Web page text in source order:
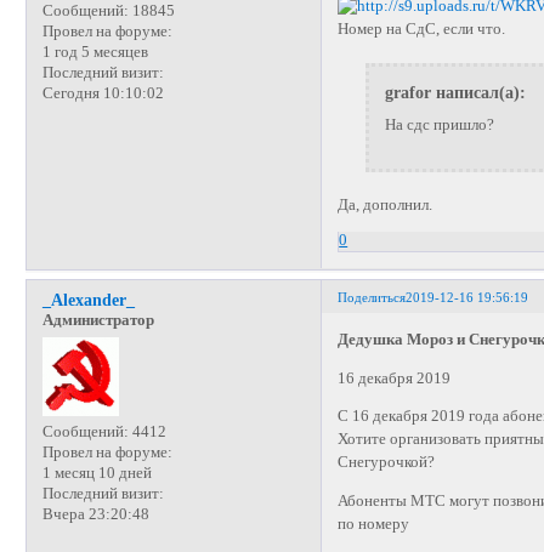
Сообщений: 18845
Провел на форуме:
1 год 5 месяцев
Последний визит:
Сегодня 10:10:02
Номер на СдС, если что.
grafor написал(а):
На сдс пришло?
Да, дополнил.
0
Поделиться2019-12-16 19:56:19
_Alexander_
Администратор
Сообщений: 4412
Провел на форуме:
1 месяц 10 дней
Последний визит:
Вчера 23:20:48
Дедушка Мороз и
16 декабря 2019
С 16 декабря 2019 года
Хотите организовать
Снегурочкой?
Абоненты МТС могут
по номеру